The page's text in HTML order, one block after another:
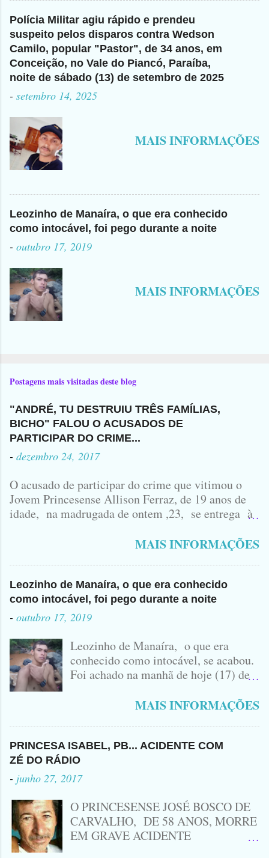
Polícia Militar agiu rápido e prendeu
suspeito pelos disparos contra Wedson
Camilo, popular "Pastor", de 34 anos, em
Conceição, no Vale do Piancó, Paraíba,
noite de sábado (13) de setembro de 2025
- setembro 14, 2025
MAIS INFORMAÇÕES
Leozinho de Manaíra, o que era conhecido
como intocável, foi pego durante a noite
- outubro 17, 2019
MAIS INFORMAÇÕES
Postagens mais visitadas deste blog
"ANDRÉ, TU DESTRUIU TRÊS FAMÍLIAS,
BICHO" FALOU O ACUSADOS DE
PARTICIPAR DO CRIME...
- dezembro 24, 2017
O acusado de participar do crime que vitimou o
Jovem Princesense Allison Ferraz, de 19 anos de
idade, na madrugada de ontem ,23, se entrega à
vulgo ( CORRÓ ) falou como tudo aconteceu ...
MAIS INFORMAÇÕES
Leozinho de Manaíra, o que era conhecido
como intocável, foi pego durante a noite
- outubro 17, 2019
Leozinho de Manaíra, o que era
conhecido como intocável, se acabou.
Foi achado na manhã de hoje (17) de
no Sertão da Paraíba, o Lendário
atingido com disparo de calibre 12. O
Procurado pela Justiça havia matado
a Namorada dele, Fabrícia Nogueira ,
Peixeira. Ele deu mais de 10 Facadas
na Adolescente.
MAIS INFORMAÇÕES
PRINCESA ISABEL, PB... ACIDENTE COM
ZÉ DO RÁDIO
- junho 27, 2017
O PRINCESENSE JOSÉ BOSCO DE
CARVALHO, DE 58 ANOS, MORRE
EM GRAVE ACIDENTE